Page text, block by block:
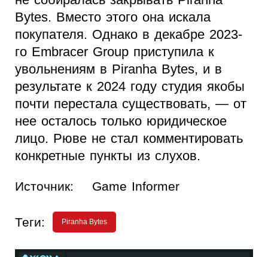
Bytes. Вместо этого она искала
покупателя. Однако в декабре 2023-
го Embracer Group приступила к
увольнениям в Piranha Bytes, и в
результате к 2024 году студия якобы
почти перестала существовать, — от
нее осталось только юридическое
лицо. Рюве не стал комментировать
конкретные пункты из слухов.
Источник: Game Informer
Теги: Piranha Bytes